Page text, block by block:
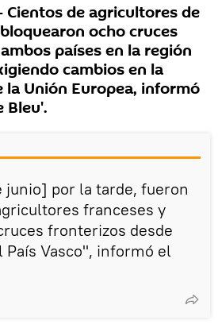
Cientos de agricultores de
ocho cruces
países en la región
cambios en la
la Unión Europea, informó
Bleu'.
junio] por la tarde, fueron
franceses y
fronterizos desde
País Vasco", informó el